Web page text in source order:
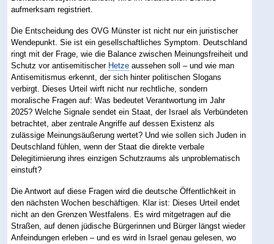
aufmerksam registriert.
Die Entscheidung des OVG Münster ist nicht nur ein juristischer
Wendepunkt. Sie ist ein gesellschaftliches Symptom. Deutschland
ringt mit der Frage, wie die Balance zwischen Meinungsfreiheit und
Schutz vor antisemitischer Hetze aussehen soll – und wie man
Antisemitismus erkennt, der sich hinter politischen Slogans
verbirgt. Dieses Urteil wirft nicht nur rechtliche, sondern
moralische Fragen auf: Was bedeutet Verantwortung im Jahr
2025? Welche Signale sendet ein Staat, der Israel als Verbündeten
betrachtet, aber zentrale Angriffe auf dessen Existenz als
zulässige Meinungsäußerung wertet? Und wie sollen sich Juden in
Deutschland fühlen, wenn der Staat die direkte verbale
Delegitimierung ihres einzigen Schutzraums als unproblematisch
einstuft?
Die Antwort auf diese Fragen wird die deutsche Öffentlichkeit in
den nächsten Wochen beschäftigen. Klar ist: Dieses Urteil endet
nicht an den Grenzen Westfalens. Es wird mitgetragen auf die
Straßen, auf denen jüdische Bürgerinnen und Bürger längst wieder
Anfeindungen erleben – und es wird in Israel genau gelesen, wo